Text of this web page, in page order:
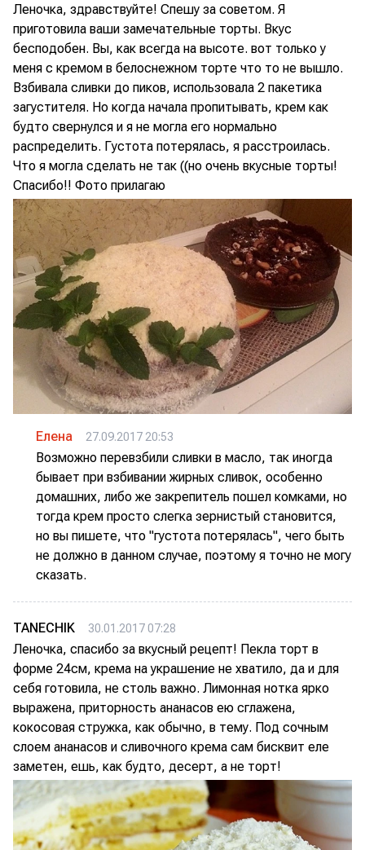
Леночка, здравствуйте! Спешу за советом. Я
приготовила ваши замечательные торты. Вкус
бесподобен. Вы, как всегда на высоте. вот только у
меня с кремом в белоснежном торте что то не вышло.
Взбивала сливки до пиков, использовала 2 пакетика
загустителя. Но когда начала пропитывать, крем как
будто свернулся и я не могла его нормально
распределить. Густота потерялась, я расстроилась.
Что я могла сделать не так ((но очень вкусные торты!
Спасибо!! Фото прилагаю
Елена 27.09.2017 20:53
Возможно перевзбили сливки в масло, так иногда
бывает при взбивании жирных сливок, особенно
домашних, либо же закрепитель пошел комками, но
тогда крем просто слегка зернистый становится,
но вы пишете, что "густота потерялась", чего быть
не должно в данном случае, поэтому я точно не могу
сказать.
TANECHIK 30.01.2017 07:28
Леночка, спасибо за вкусный рецепт! Пекла торт в
форме 24см, крема на украшение не хватило, да и для
себя готовила, не столь важно. Лимонная нотка ярко
выражена, приторность ананасов ею сглажена,
кокосовая стружка, как обычно, в тему. Под сочным
слоем ананасов и сливочного крема сам бисквит еле
заметен, ешь, как будто, десерт, а не торт!